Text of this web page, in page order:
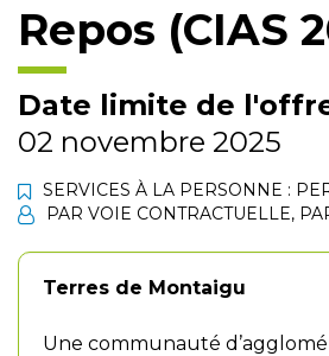
Repos (CIAS
Date limite de
02 novembre 2025
SERVICES À LA PERSONNE :
PAR VOIE CONTRACTUELLE,
Terres de Montaigu
Une communauté